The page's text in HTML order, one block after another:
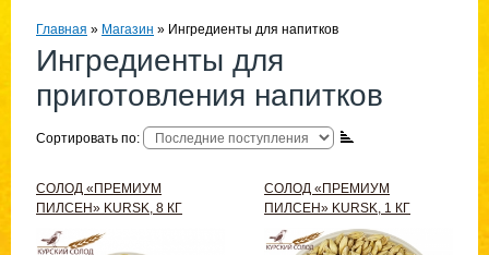
Главная » Магазин » Ингредиенты для напитков
Ингредиенты для
приготовления напитков
Сортировать по:
СОЛОД «ПРЕМИУМ
ПИЛСЕН» KURSK, 8 КГ
СОЛОД «ПРЕМИУМ
ПИЛСЕН» KURSK, 1 КГ